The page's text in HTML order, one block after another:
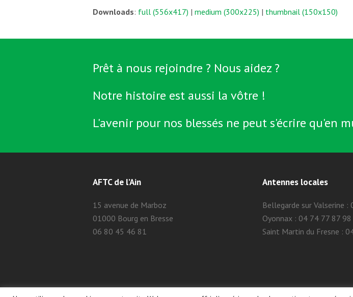
Downloads: full (556x417) | medium (300x225) | thumbnail (150x150)
Prêt à nous rejoindre ? Nous aidez ?
Notre histoire est aussi la vôtre !
L'avenir pour nos blessés ne peut s'écrire qu'en
AFTC de l’Ain
15 avenue de Marboz
01000 Bourg en Bresse
06 80 45 46 81
Antennes locales
Bellegarde sur Valserine
Oyonnax : 04 74 77 87 98
Saint Martin du Fresne :